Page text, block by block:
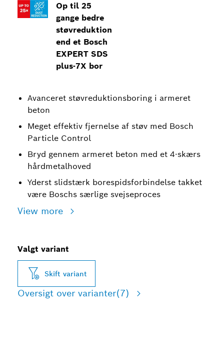
Op til 25
gange bedre
støvreduktion
end et Bosch
EXPERT SDS
plus-7X bor
Avanceret støvreduktionsboring i armeret
beton
Meget effektiv fjernelse af støv med Bosch
Particle Control
Bryd gennem armeret beton med et 4-skærs
hårdmetalhoved
Yderst slidstærk borespidsforbindelse takket
være Boschs særlige svejseproces
View more
Valgt variant
Skift variant
Oversigt over varianter(7)